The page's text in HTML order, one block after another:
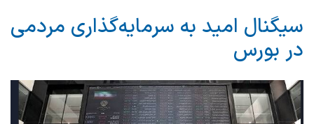
سیگنال امید به سرمایه‌گذاری مردمی
در بورس